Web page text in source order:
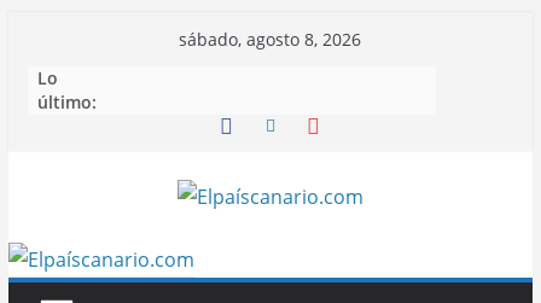
contenido
sábado, agosto 8, 2026
Lo
último: